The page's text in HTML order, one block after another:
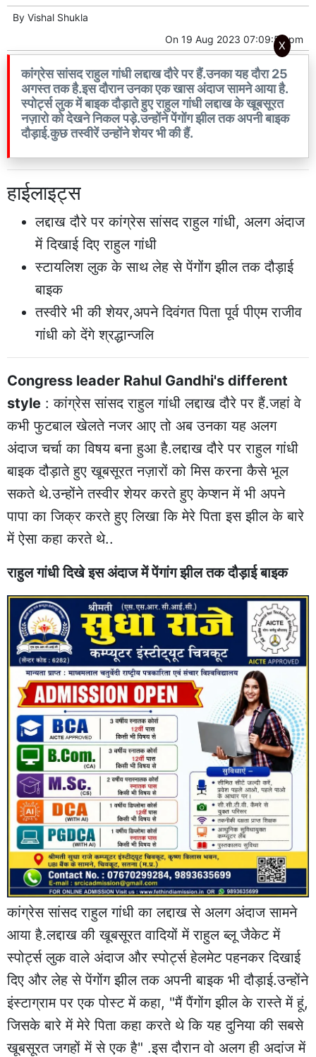
By Vishal Shukla
On 19 Aug 2023 07:09:57 pm
कांग्रेस सांसद राहुल गांधी लद्दाख दौरे पर हैं.उनका यह दौरा 25
अगस्त तक है.इस दौरान उनका एक खास अंदाज सामने आया है.
स्पोर्ट्स लुक में बाइक दौड़ाते हुए राहुल गांधी लद्दाख के खूबसूरत
नज़ारो को देखने निकल पड़े.उन्होंने पेंगोंग झील तक अपनी बाइक
दौड़ाई.कुछ तस्वीरें उन्होंने शेयर भी की हैं.
हाईलाइट्स
लद्दाख दौरे पर कांग्रेस सांसद राहुल गांधी, अलग अंदाज
में दिखाई दिए राहुल गांधी
स्टायलिश लुक के साथ लेह से पेंगोंग झील तक दौड़ाई
बाइक
तस्वीरे भी की शेयर,अपने दिवंगत पिता पूर्व पीएम राजीव
गांधी को देंगे श्रद्धान्जलि
Congress leader Rahul Gandhi's different
style : कांग्रेस सांसद राहुल गांधी लद्दाख दौरे पर हैं.जहां वे
कभी फुटबाल खेलते नजर आए तो अब उनका यह अलग
अंदाज चर्चा का विषय बना हुआ है.लद्दाख दौरे पर राहुल गांधी
बाइक दौड़ाते हुए खूबसूरत नज़ारों को मिस करना कैसे भूल
सकते थे.उन्होंने तस्वीर शेयर करते हुए केप्शन में भी अपने
पापा का जिक्र करते हुए लिखा कि मेरे पिता इस झील के बारे
में ऐसा कहा करते थे..
राहुल गांधी दिखे इस अंदाज में पेंगांग झील तक दौड़ाई बाइक
कांग्रेस सांसद राहुल गांधी का लद्दाख से अलग अंदाज सामने
आया है.लद्दाख की खूबसूरत वादियों में राहुल ब्लू जैकेट में
स्पोर्ट्स लुक वाले अंदाज और स्पोर्ट्स हेलमेट पहनकर दिखाई
दिए और लेह से पेंगोंग झील तक अपनी बाइक भी दौड़ाई.उन्होंने
इंस्टाग्राम पर एक पोस्ट में कहा, "मैं पैंगोंग झील के रास्ते में हूं,
जिसके बारे में मेरे पिता कहा करते थे कि यह दुनिया की सबसे
खूबसूरत जगहों में से एक है" .इस दौरान वो अलग ही अदांज में
X